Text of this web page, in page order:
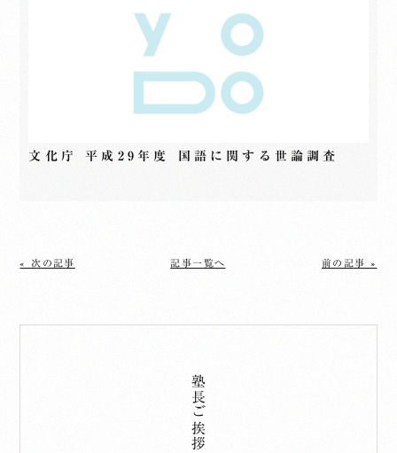
文化庁 平成29年度 国語に関する世論調査
« 次の記事 記事一覧へ 前の記事 »
塾長ご挨拶